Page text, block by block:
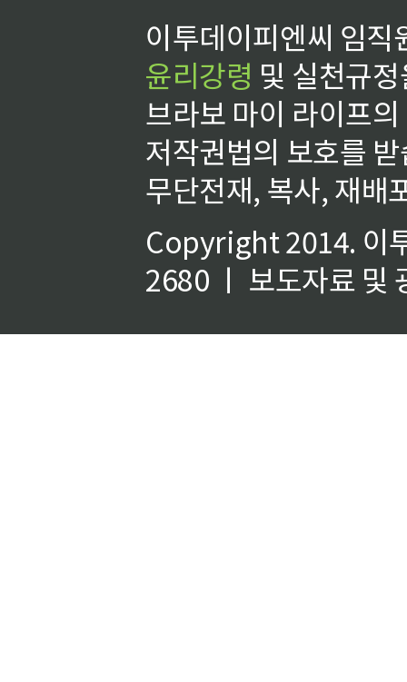
이투데이피엔씨 임
윤리강령 및 실천규
브라보 마이 라이프
저작권법의 보호를
무단전재, 복사, 재배
Copyright 2014. 이
2680 ㅣ 보도자료